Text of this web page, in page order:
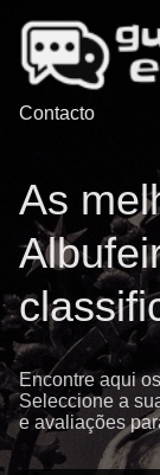
Contacto
As
Encontre aqui
Seleccione a
e avaliações